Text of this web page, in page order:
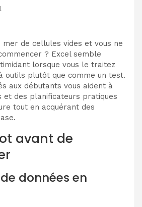
mer de cellules vides et vous ne
? Excel semble
lorsque vous le traitez
outils plutôt que comme un test.
aux débutants vous aident à
des planificateurs pratiques
tout en acquérant des
avant de
données en